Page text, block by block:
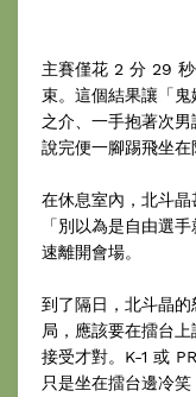
主賽僅花 2 分 29
束。這個結果讓「
之介、一手抱著次男
說完便一腳踢飛坐在
在休息室內，北斗晶
「別以為是自由選
速離開會場。
到了隔日，北斗晶
局，應該要在擂台
接受才對。K-1 或
只是坐在擂台邊冷